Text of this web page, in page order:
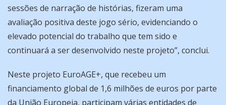
sessões de narração de histórias, fizeram uma
avaliação positiva deste jogo sério, evidenciando o
elevado potencial do trabalho que tem sido e
continuará a ser desenvolvido neste projeto”, conclui.
Neste projeto EuroAGE+, que recebeu um
financiamento global de 1,6 milhões de euros por parte
da União Europeia, participam várias entidades de